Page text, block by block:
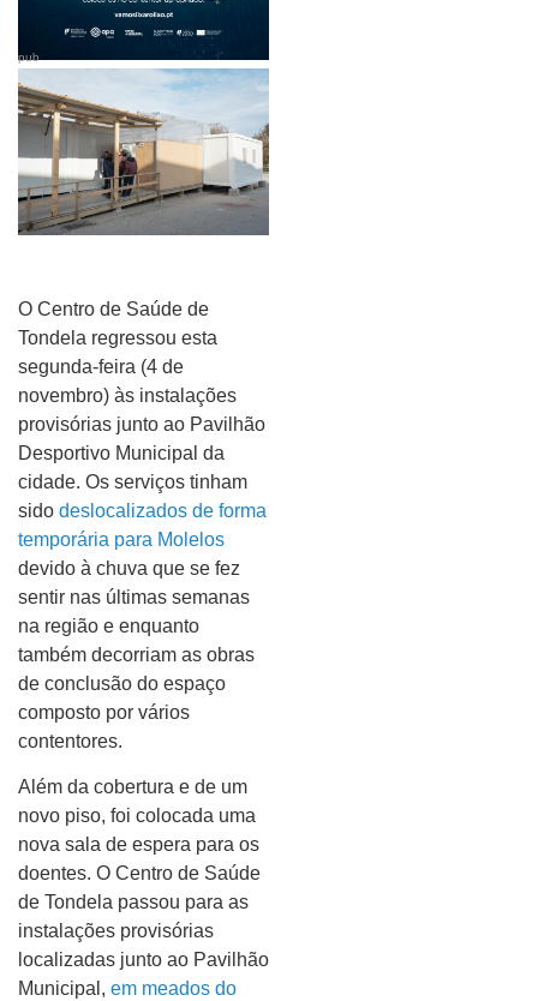
pub
O Centro de Saúde de
Tondela regressou esta
segunda-feira (4 de
novembro) às instalações
provisórias junto ao Pavilhão
Desportivo Municipal da
cidade. Os serviços tinham
sido deslocalizados de forma
temporária para Molelos
devido à chuva que se fez
sentir nas últimas semanas
na região e enquanto
também decorriam as obras
de conclusão do espaço
composto por vários
contentores.
Além da cobertura e de um
novo piso, foi colocada uma
nova sala de espera para os
doentes. O Centro de Saúde
de Tondela passou para as
instalações provisórias
localizadas junto ao Pavilhão
Municipal, em meados do